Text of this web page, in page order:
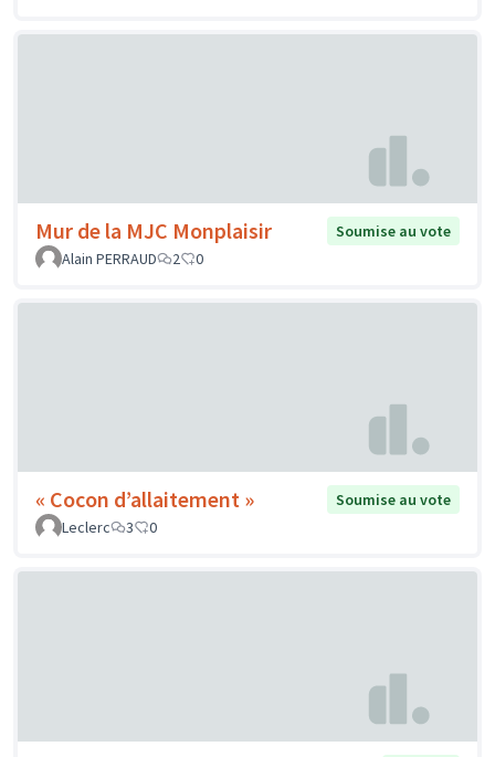
Mur de la MJC Monplaisir
Soumise au vote
Alain PERRAUD
2 0
« Cocon d’allaitement »
Soumise au vote
Leclerc
3 0